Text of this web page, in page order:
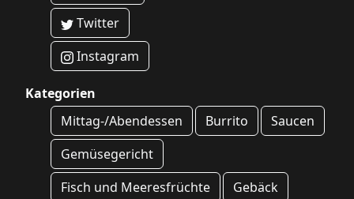
Twitter
Instagram
Kategorien
Mittag-/Abendessen
Burrito
Saucen
Gemüsegericht
Fisch und Meeresfrüchte
Gebäck